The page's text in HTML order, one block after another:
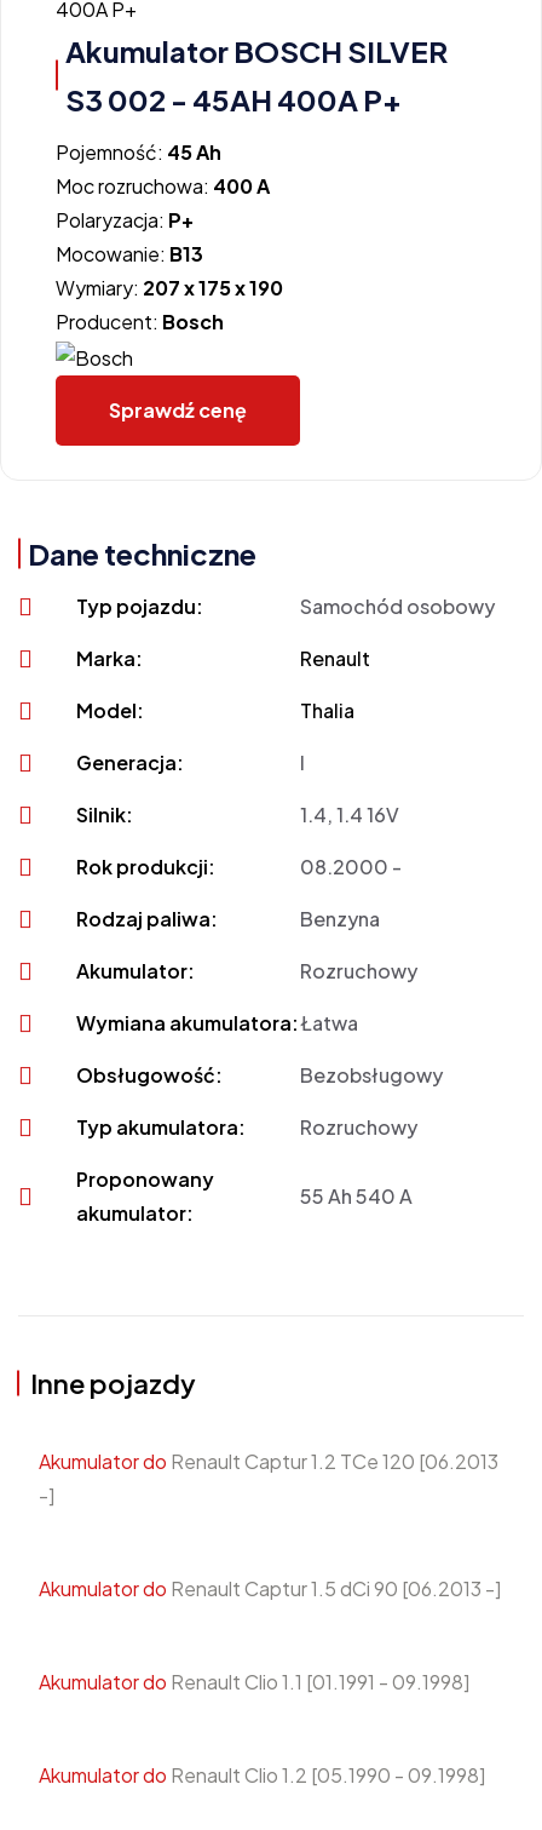
Akumulator BOSCH SILVER
S3 002 - 45AH 400A P+
Pojemność: 45 Ah
Moc rozruchowa: 400 A
Polaryzacja: P+
Mocowanie: B13
Wymiary: 207 x 175 x 190
Producent: Bosch
Sprawdź cenę
Dane techniczne
Typ pojazdu: Samochód osobowy
Marka: Renault
Model: Thalia
Generacja: I
Silnik: 1.4, 1.4 16V
Rok produkcji: 08.2000 -
Rodzaj paliwa: Benzyna
Akumulator: Rozruchowy
Wymiana akumulatora:Łatwa
Obsługowość: Bezobsługowy
Typ akumulatora: Rozruchowy
Proponowany
akumulator:
55 Ah 540 A
Inne pojazdy
Akumulator do Renault Captur 1.2 TCe 120 [06.2013
-]
Akumulator do Renault Captur 1.5 dCi 90 [06.2013 -]
Akumulator do Renault Clio 1.1 [01.1991 - 09.1998]
Akumulator do Renault Clio 1.2 [05.1990 - 09.1998]